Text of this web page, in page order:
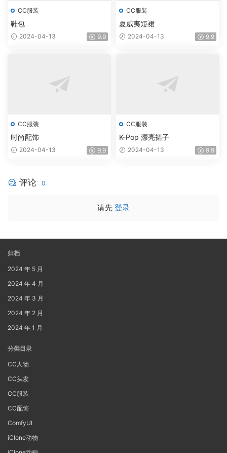
CC服装
鞋包
2024-04-13 9.9
CC服装
夏威夷短裙
2024-04-13 9.9
CC服装
时尚配饰
2024-04-13 9.9
CC服装
K-Pop 漂亮裙子
2024-04-13 9.9
评论 0
请先 登录
归档
2024 年 5 月
2024 年 4 月
2024 年 3 月
2024 年 2 月
2024 年 1 月
分类目录
CC人物
CC头发
CC服装
CC配饰
ComfyUI
iClone动物